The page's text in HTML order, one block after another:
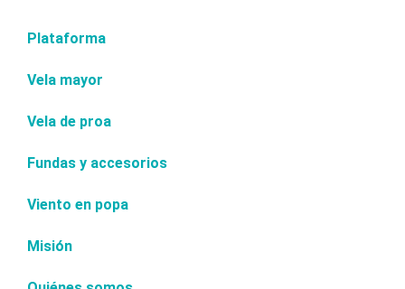
Plataforma
Vela mayor
Vela de proa
Fundas y accesorios
Viento en popa
Misión